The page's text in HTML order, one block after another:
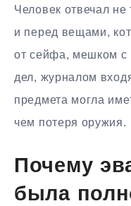
Человек отвечал
и перед вещами,
от сейфа, мешком с
дел, журналом
предмета могла
чем потеря оружия.
Почему
была